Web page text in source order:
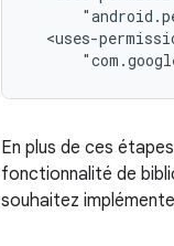
<uses-
En plus de ces
fonctionnalité de
souhaitez